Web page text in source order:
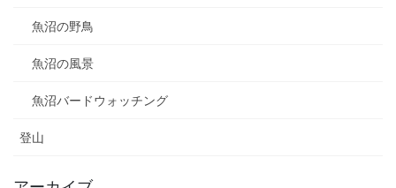
魚沼の野鳥
魚沼の風景
魚沼バードウォッチング
登山